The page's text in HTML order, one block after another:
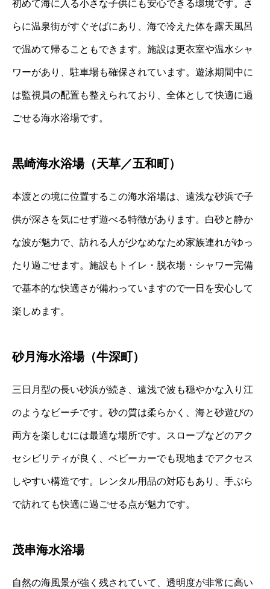
初めて海に入る小さな子供にも安心できる環境です。さ
らに温泉街がすぐそばにあり、海で冷えた体を露天風呂
で温めて帰ることもできます。施設は更衣室や温水シャ
ワーがあり、駐車場も確保されています。遊泳期間中に
は監視員の配置も整えられており、全体として快適に過
ごせる海水浴場です。
黒崎海水浴場（天草／五和町）
本渡との境に位置するこの海水浴場は、遠浅な砂浜で子
供が深さを気にせず遊べる特徴があります。白砂と静か
な波が魅力で、訪れる人が少なめなため家族連れがゆっ
たり過ごせます。施設もトイレ・脱衣場・シャワー完備
で基本的な快適さが備わっていますので一日を安心して
楽しめます。
砂月海水浴場（牛深町）
三日月型の長い砂浜が続き、遠浅で波も穏やかな入り江
のようなビーチです。砂の質は柔らかく、海と砂遊びの
両方を楽しむには最適な場所です。スロープなどのアク
セシビリティが良く、ベビーカーでも現地までアクセス
しやすい構造です。レンタル用品の対応もあり、手ぶら
で訪れても快適に過ごせる点が魅力です。
茂串海水浴場
自然の海風景が強く残されていて、透明度が非常に高い